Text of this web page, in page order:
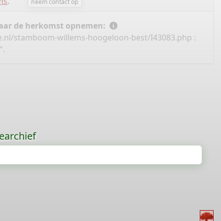
de herkomst opnemen:
stamboom-willems-hoogeloon-best/I43083.php :